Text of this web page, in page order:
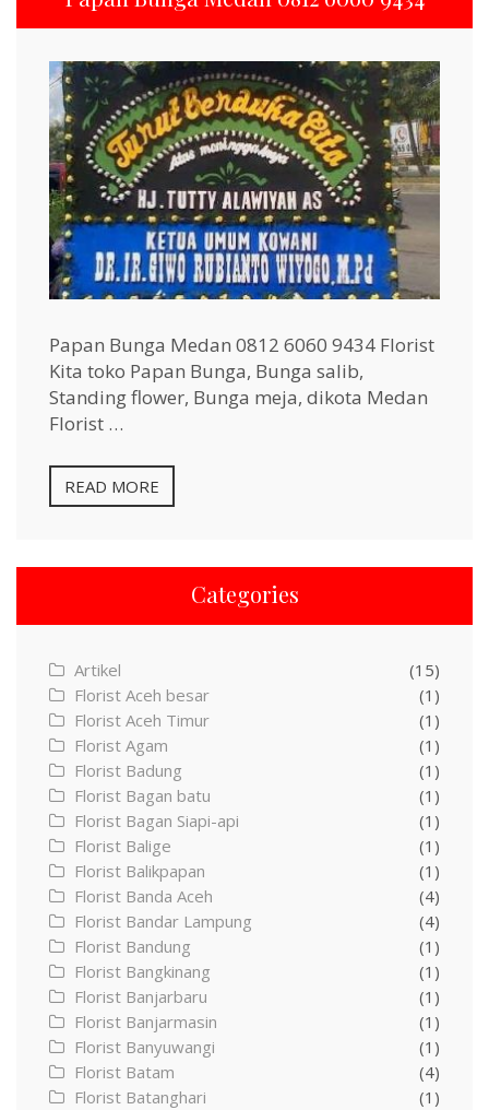
Papan Bunga Medan 0812 6060 9434 Florist
Kita toko Papan Bunga, Bunga salib,
Standing flower, Bunga meja, dikota Medan
Florist …
READ MORE
Categories
Artikel
(15)
Florist Aceh besar
(1)
Florist Aceh Timur
(1)
Florist Agam
(1)
Florist Badung
(1)
Florist Bagan batu
(1)
Florist Bagan Siapi-api
(1)
Florist Balige
(1)
Florist Balikpapan
(1)
Florist Banda Aceh
(4)
Florist Bandar Lampung
(4)
Florist Bandung
(1)
Florist Bangkinang
(1)
Florist Banjarbaru
(1)
Florist Banjarmasin
(1)
Florist Banyuwangi
(1)
Florist Batam
(4)
Florist Batanghari
(1)